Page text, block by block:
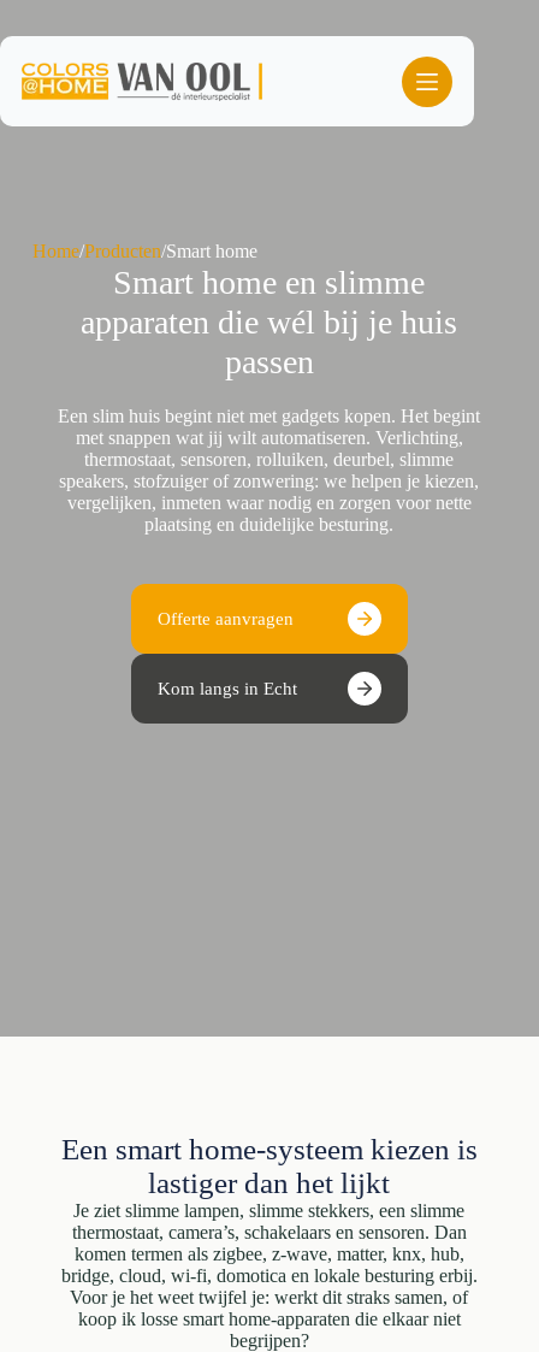
de
inhoud
Home/Producten/Smart home
Smart home en slimme
apparaten die wél bij je huis
passen
Een slim huis begint niet met gadgets kopen. Het begint
met snappen wat jij wilt automatiseren. Verlichting,
thermostaat, sensoren, rolluiken, deurbel, slimme
speakers, stofzuiger of zonwering: we helpen je kiezen,
vergelijken, inmeten waar nodig en zorgen voor nette
plaatsing en duidelijke besturing.
Offerte aanvragen
Kom langs in Echt
Een smart home-systeem kiezen is
lastiger dan het lijkt
Je ziet slimme lampen, slimme stekkers, een slimme
thermostaat, camera’s, schakelaars en sensoren. Dan
komen termen als zigbee, z-wave, matter, knx, hub,
bridge, cloud, wi-fi, domotica en lokale besturing erbij.
Voor je het weet twijfel je: werkt dit straks samen, of
koop ik losse smart home-apparaten die elkaar niet
begrijpen?